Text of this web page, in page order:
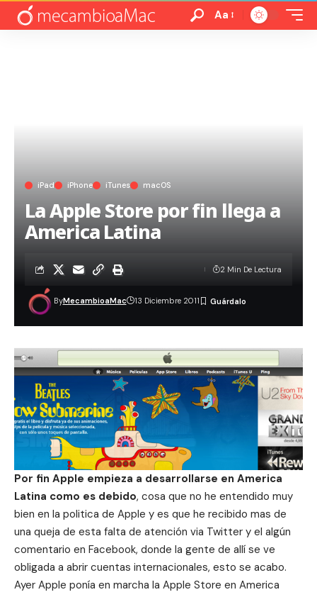
Aa
iPad iPhone iTunes macOS
La Apple Store por fin llega a
America Latina
ByMecambioaMac 13 Diciembre 2011
2 Min De Lectura
Por fin Apple empieza a desarrollarse en America
Latina como es debido, cosa que no he entendido muy
bien en la politica de Apple y es que he recibido mas de
una queja de esta falta de atención via Twitter y el algún
comentario en Facebook, donde la gente de allí se ve
obligada a abrir cuentas internacionales, esto se acabo.
Ayer Apple ponía en marcha la Apple Store en America